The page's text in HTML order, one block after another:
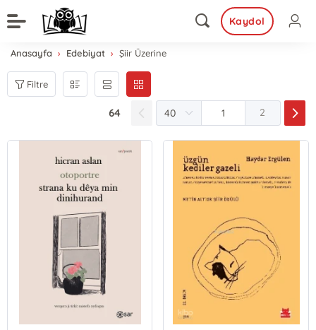
Kaydol
Anasayfa Edebiyat Şiir Üzerine
Filtre
64 2